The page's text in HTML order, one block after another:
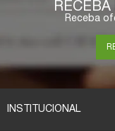
Receba
INSTITUCIONAL